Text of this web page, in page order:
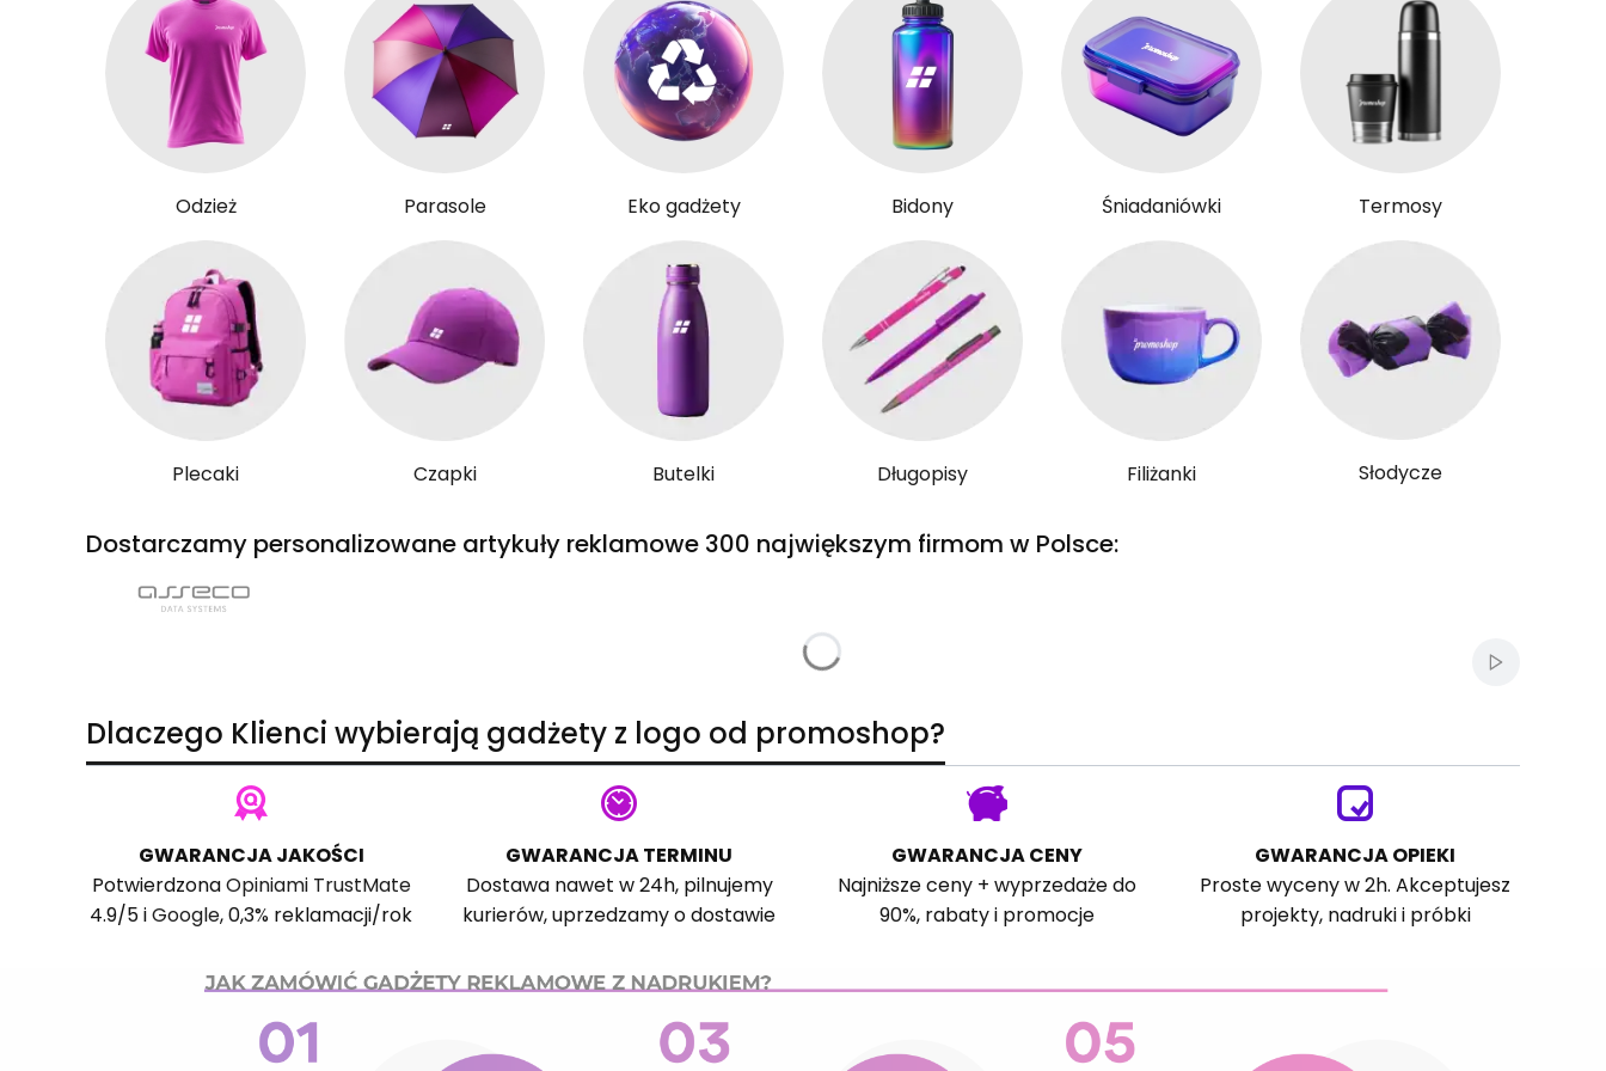
Odzież Parasole Eko gadżety Bidony Śniadaniówki Termosy
Plecaki Czapki Butelki Długopisy Filiżanki Słodycze
Dostarczamy personalizowane artykuły reklamowe 300 największym firmom w Polsce:
Włącz
Dlaczego Klienci wybierają gadżety z logo od promoshop?
GWARANCJA JAKOŚCI
PotwierdzonaOpiniami TrustMate
4.9/5 iGoogle, 0,3% reklamacji/rok
GWARANCJA TERMINU
Dostawa nawet w 24h, pilnujemy
kurierów, uprzedzamy o dostawie
GWARANCJA CENY
Najniższe ceny + wyprzedaże do
90%, rabaty i promocje
GWARANCJA OPIEKI
Proste wyceny w 2h. Akceptujesz
projekty, nadruki i próbki